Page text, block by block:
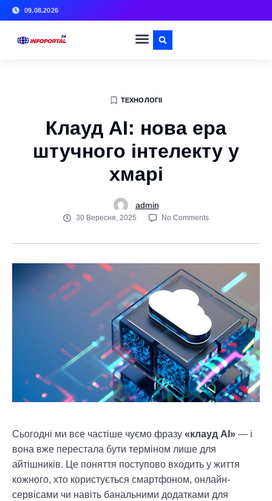
09.08.2026
ТЕХНОЛОГІІ
Клауд АІ: нова ера
штучного інтелекту у
хмарі
admin
30 Вересня, 2025 No Comments
Сьогодні ми все частіше чуємо фразу «клауд АІ» — і
вона вже перестала бути терміном лише для
айтішників. Це поняття поступово входить у життя
кожного, хто користується смартфоном, онлайн-
сервісами чи навіть банальними додатками для